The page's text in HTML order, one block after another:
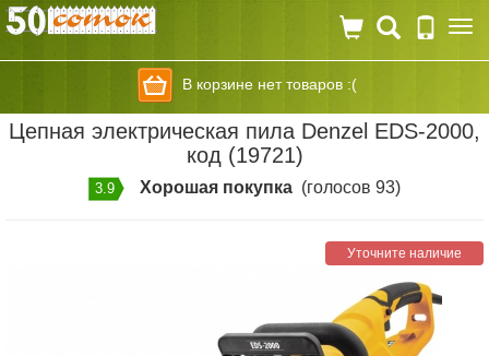
В корзине нет товаров :(
Цепная электрическая пила Denzel EDS-2000,
код (19721)
3.9 Хорошая покупка (голосов 93)
Уточните наличие